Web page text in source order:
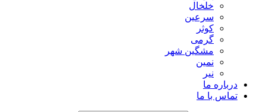
خلخال
سرعین
کوثر
گرمی
مشگین شهر
نمین
نیر
درباره ما
تماس با ما